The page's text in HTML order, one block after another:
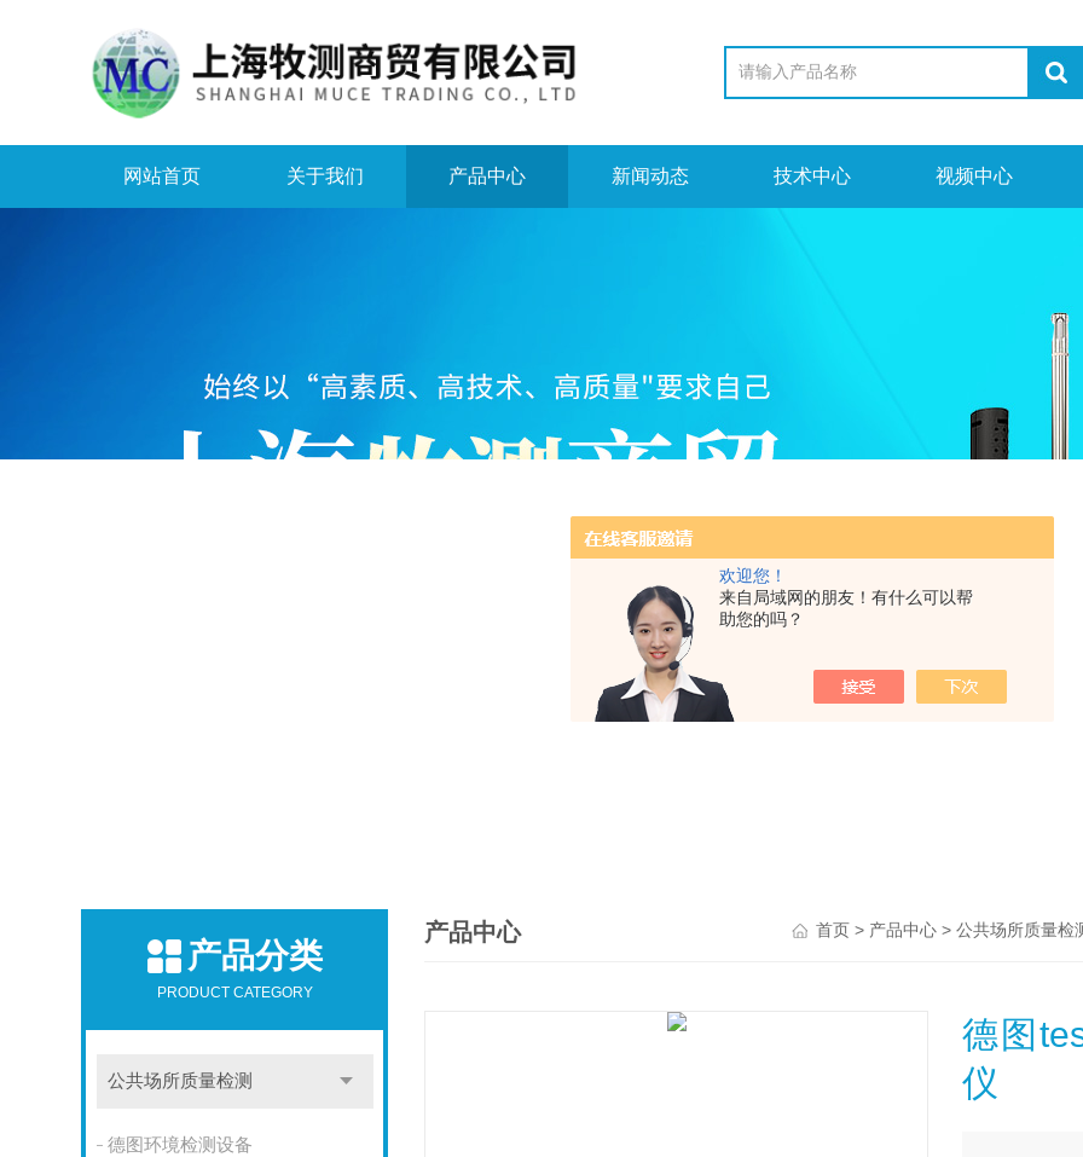
欢迎您！
来自局域网的朋友！有什么可以帮
助您的吗？
网站首页 关于我们 产品中心 新闻动态 技术中心 视频中心
产品分类
PRODUCT CATEGORY
公共场所质量检测
德图环境检测设备
产品中心 首页> 产品中心> 公共场所质量检
德图
仪